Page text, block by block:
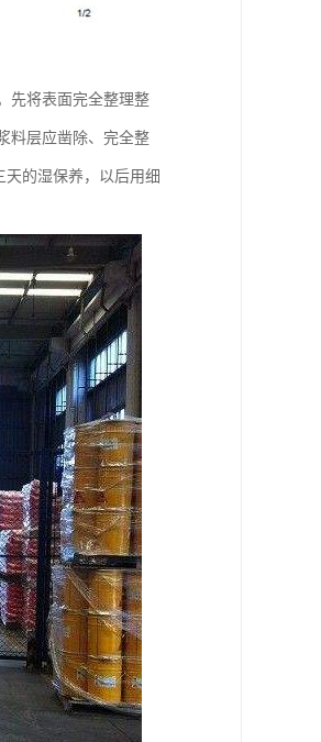
先将表面完全整理整
料层应凿除、完全整
的湿保养，以后用细